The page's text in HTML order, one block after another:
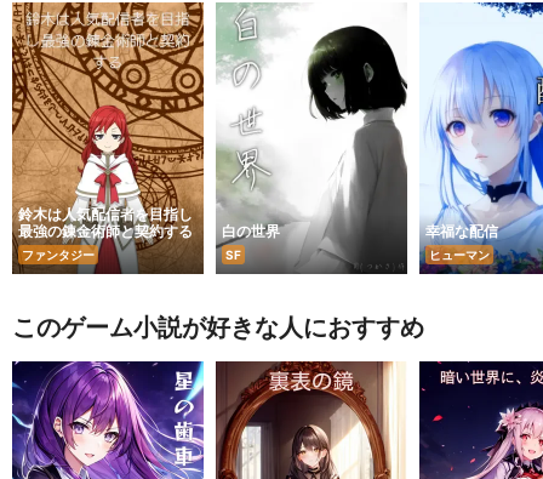
鈴木は人気配信者を目指し
最強の錬金術師と契約する
ファンタジー
白の世界
SF
幸福な配信
ヒューマン
このゲーム小説が好きな人におすすめ